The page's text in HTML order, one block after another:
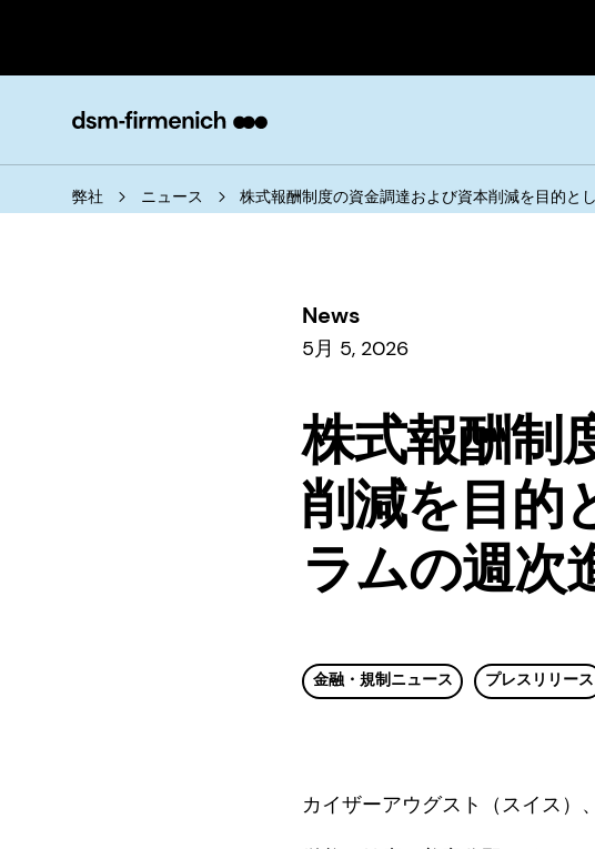
弊社 ニュース 株式報酬制度の資金調達および資本削減を目的と
News
5月 5, 2026
株式報酬制
削減を目的
ラムの週次
金融・規制ニュース プレスリリース
カイザーアウグスト（スイス）